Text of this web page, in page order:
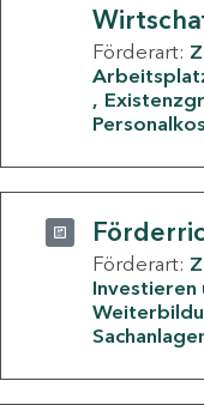
Förderart:
Förderart:
Investieren